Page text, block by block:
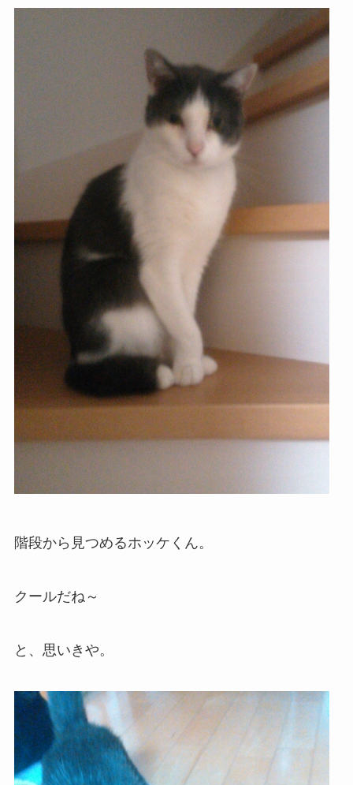
階段から見つめるホッケくん。
クールだね～
と、思いきや。